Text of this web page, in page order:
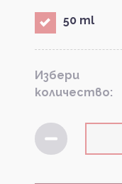
50 ml
Избери
количество: